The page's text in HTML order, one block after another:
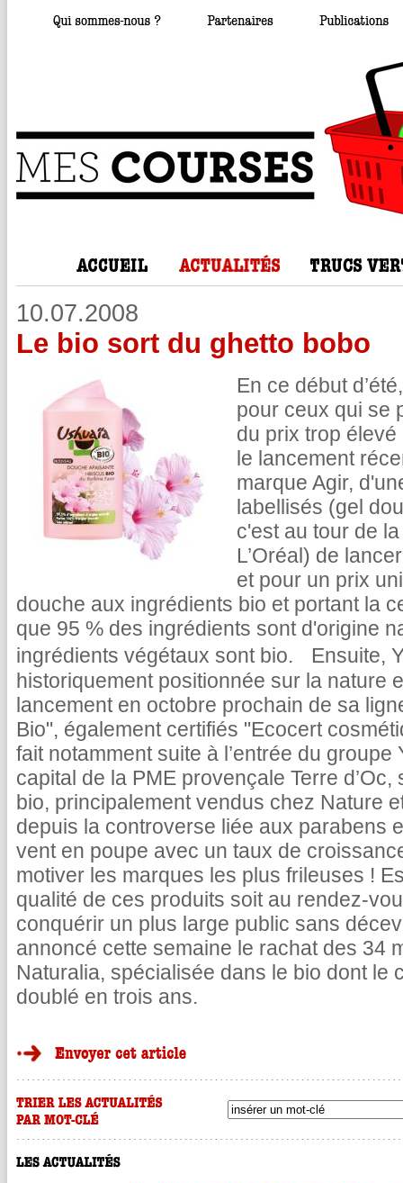
10.07.2008
Le bio sort du ghetto bobo
En ce début
pour ceux qui se
du prix trop
le lancement
marque Agir,
labellisés (gel
c'est au tour de
L’Oréal) de
et pour un prix
douche aux ingrédients bio et portant la
que 95 % des ingrédients sont d'origine
ingrédients végétaux sont bio. Ensuite,
historiquement positionnée sur la nature
lancement en octobre prochain de sa
Bio", également certifiés "Ecocert
fait notamment suite à l’entrée du
capital de la PME provençale Terre
bio, principalement vendus chez Nature
depuis la controverse liée aux parabens
vent en poupe avec un taux de
motiver les marques les plus frileuses !
qualité de ces produits soit au rendez-
conquérir un plus large public sans
annoncé cette semaine le rachat des 34
Naturalia, spécialisée dans le bio dont le
doublé en trois ans.